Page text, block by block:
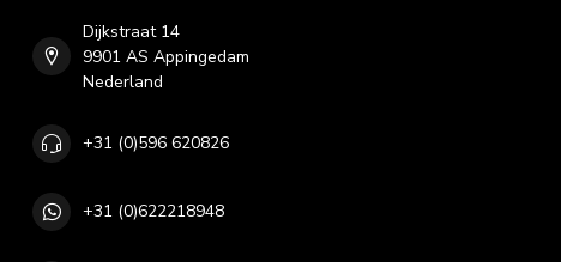
Dijkstraat 14
9901 AS Appingedam
Nederland
+31 (0)596 620826
+31 (0)622218948